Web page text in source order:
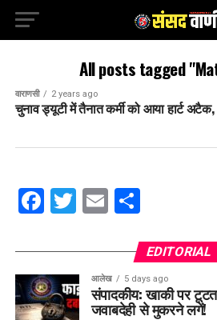
All posts tagged
वाराणसी 2 years ago
चुनाव ड्यूटी में तैनात कर्मी को आया हार्ट
Facebook
Twitter
EmailShare
EDITORIAL
आलेख 5 days ago
संपादकीय: खाकी पर
जवाबदेही से मुकरने लगें!